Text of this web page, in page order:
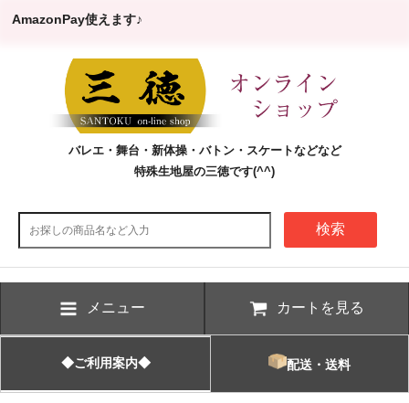
AmazonPay使えます♪
バレエ・舞台・新体操・バトン・スケートなどなど
特殊生地屋の三徳です(^^)
検索
メニュー カートを見る
◆ご利用案内◆ 配送・送料